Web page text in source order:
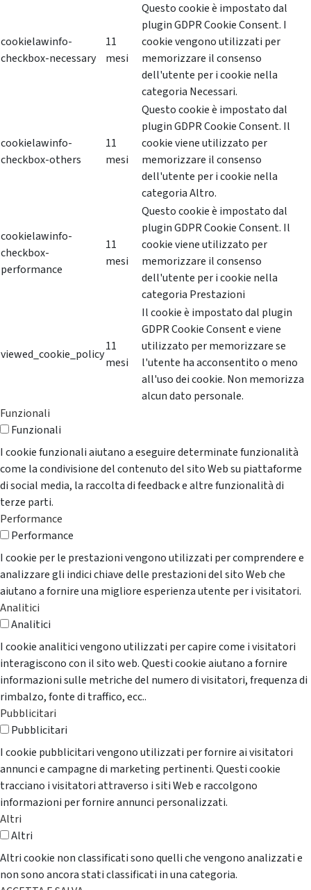
cookielawinfo-
checkbox-necessary
11
mesi
Questo cookie è impostato dal
plugin GDPR Cookie Consent. I
cookie vengono utilizzati per
memorizzare il consenso
dell'utente per i cookie nella
categoria Necessari.
cookielawinfo-
checkbox-others
11
mesi
Questo cookie è impostato dal
plugin GDPR Cookie Consent. Il
cookie viene utilizzato per
memorizzare il consenso
dell'utente per i cookie nella
categoria Altro.
cookielawinfo-
checkbox-
performance
11
mesi
Questo cookie è impostato dal
plugin GDPR Cookie Consent. Il
cookie viene utilizzato per
memorizzare il consenso
dell'utente per i cookie nella
categoria Prestazioni
viewed_cookie_policy
11
mesi
Il cookie è impostato dal plugin
GDPR Cookie Consent e viene
utilizzato per memorizzare se
l'utente ha acconsentito o meno
all'uso dei cookie. Non memorizza
alcun dato personale.
Funzionali
Funzionali
I cookie funzionali aiutano a eseguire determinate funzionalità
come la condivisione del contenuto del sito Web su piattaforme
di social media, la raccolta di feedback e altre funzionalità di
terze parti.
Performance
Performance
I cookie per le prestazioni vengono utilizzati per comprendere e
analizzare gli indici chiave delle prestazioni del sito Web che
aiutano a fornire una migliore esperienza utente per i visitatori.
Analitici
Analitici
I cookie analitici vengono utilizzati per capire come i visitatori
interagiscono con il sito web. Questi cookie aiutano a fornire
informazioni sulle metriche del numero di visitatori, frequenza di
rimbalzo, fonte di traffico, ecc..
Pubblicitari
Pubblicitari
I cookie pubblicitari vengono utilizzati per fornire ai visitatori
annunci e campagne di marketing pertinenti. Questi cookie
tracciano i visitatori attraverso i siti Web e raccolgono
informazioni per fornire annunci personalizzati.
Altri
Altri
Altri cookie non classificati sono quelli che vengono analizzati e
non sono ancora stati classificati in una categoria.